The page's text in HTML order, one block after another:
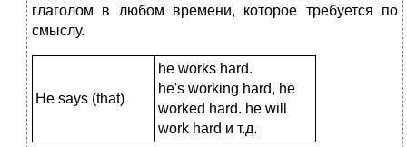
глаголом в любом времени, которое требуется по
смыслу.
He says (that)
he works hard.
he's working hard, he
worked hard. he will
work hard и т.д.